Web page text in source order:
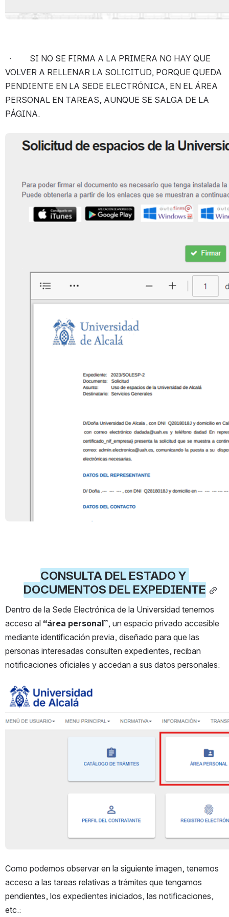
·         SI NO SE FIRMA A LA PRIMERA NO HAY QUE
VOLVER A RELLENAR LA SOLICITUD, PORQUE QUEDA
PENDIENTE EN LA SEDE ELECTRÓNICA, EN EL ÁREA
PERSONAL EN TAREAS, AUNQUE SE SALGA DE LA
PÁGINA.
Open
CONSULTA DEL ESTADO Y
DOCUMENTOS DEL EXPEDIENTE
Dentro de la Sede Electrónica de la Universidad tenemos
acceso al “área personal”, un espacio privado accesible
mediante identificación previa, diseñado para que las
personas interesadas consulten expedientes, reciban
notificaciones oficiales y accedan a sus datos personales:
Open
Como podemos observar en la siguiente imagen, tenemos
acceso a las tareas relativas a trámites que tengamos
pendientes, los expedientes iniciados, las notificaciones,
etc.: